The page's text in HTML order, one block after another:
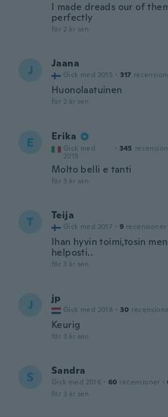
I made dreads our of
perfectly
för 2 år sen
J Jaana
Gick med 2015 · 317
Huonolaatuinen
för 2 år sen
E Erika
Gick med
2015
· 345
Molto belli e tanti
för 3 år sen
T Teija
Gick med 2017 · 9 recensioner
Ihan hyvin toimi,tosin
helposti..
för 3 år sen
J jp
Gick med 2018 · 30
Keurig
för 3 år sen
S Sandra
Gick med 2016 · 60 recensioner ·
för 3 år sen